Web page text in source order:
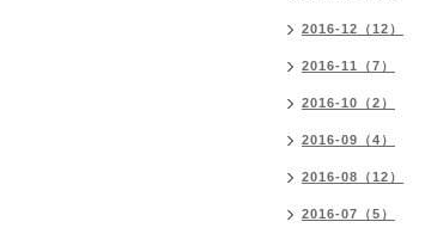
2016-12（12）
2016-11（7）
2016-10（2）
2016-09（4）
2016-08（12）
2016-07（5）